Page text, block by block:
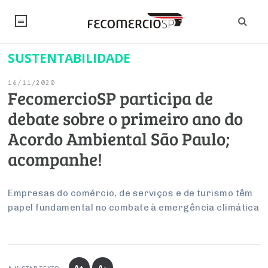
NOTÍCIAS
Artigos
Institucional
Debates Fecomercio-SP
PROJETOS ESPECIAIS:
UM BRASIL
Economia
Pesquisas
Brasil
Internacional
Modernização do Estado
Inteligência Artificial
Empresas
Reforma Tributária
Varejo
Sustentabilidade
PESQUISAS
Sobre
CONSELHOS
Conselho de Emprego e Relações do Trabalho
EMPRESAS
SUSTENTABILIDADE
16/11/2020
FecomercioSP participa de
debate sobre o primeiro ano do
Acordo Ambiental São Paulo;
acompanhe!
Empresas do comércio, de serviços e de turismo têm
papel fundamental no combate à emergência climática